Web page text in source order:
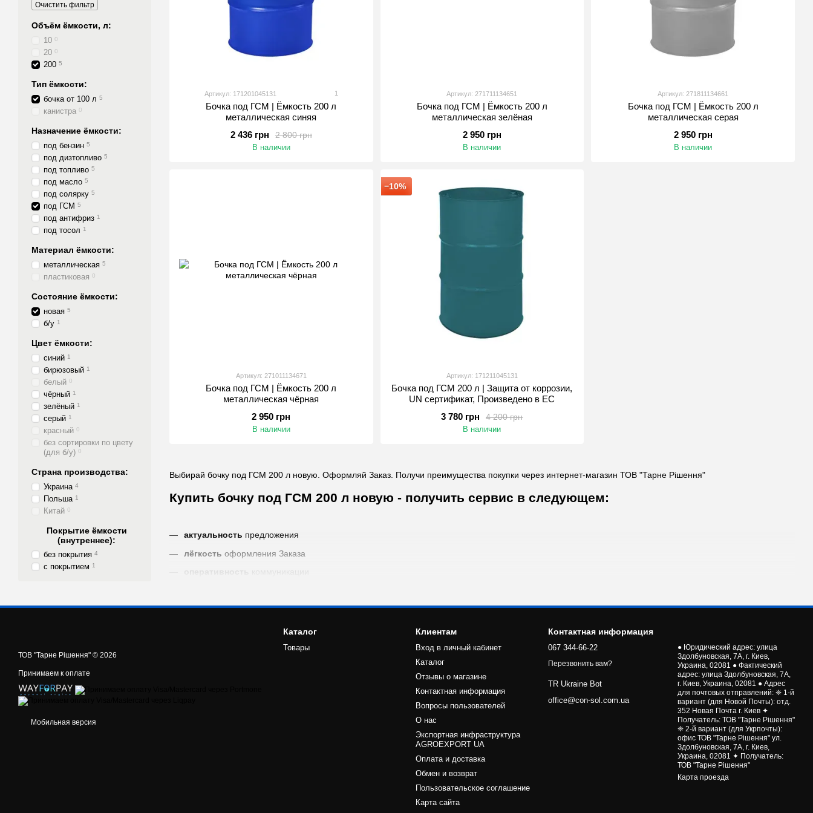
Выбирай бочку под ГСМ 200 л новую. Оформляй Заказ. Получи преимущества покупки через интернет-магазин ТОВ "Тарне Рішення"
Купить бочку под ГСМ 200 л новую - получить сервис в следующем:
актуальность предложения
лёгкость оформления Заказа
оптимальныйспособ доставки
Артикул: 171201045131 1
Бочка под ГСМ | Ёмкость 200 л
металлическая синяя
2 800 грн
2 436 грн
В наличии
Артикул: 271711134651
Бочка под ГСМ | Ёмкость 200 л
металлическая зелёная
2 950 грн
В наличии
Артикул: 271811134661
Бочка под ГСМ | Ёмкость 200 л
металлическая серая
2 950 грн
В наличии
Артикул: 271011134671
Бочка под ГСМ | Ёмкость 200 л
металлическая чёрная
2 950 грн
В наличии
−10%
Артикул: 171211045131
Бочка под ГСМ 200 л | Защита от коррозии,
UN сертификат, Произведено в ЕС
4 200 грн
3 780 грн
В наличии
Очистить фильтр
Объём ёмкости, л:
10 0
20 0
200 5
Тип ёмкости:
бочка от 100 л 5
канистра 0
Назначение ёмкости:
под бензин 5
под дизтопливо 5
под топливо 5
под масло 5
под солярку 5
под ГСМ 5
под антифриз 1
под тосол 1
Материал ёмкости:
металлическая 5
пластиковая 0
Состояние ёмкости:
новая 5
б/у 1
Цвет ёмкости:
синий 1
бирюзовый 1
белый 0
чёрный 1
зелёный 1
серый 1
красный 0
без сортировки по цвету
(для б/у) 0
Страна производства:
Украина 4
Польша 1
Китай 0
Покрытие ёмкости
(внутреннее):
без покрытия 4
с покрытием 1
ТОВ "Тарне Рішення" © 2026
Принимаем к оплате
Мобильная версия
Каталог
Товары
Клиентам
Вход в личный кабинет
Каталог
Отзывы о магазине
Контактная информация
Вопросы пользователей
О нас
Экспортная инфраструктура
AGROEXPORT UA
Оплата и доставка
Обмен и возврат
Пользовательское соглашение
Карта сайта
Контактная информация
067 344-66-22
Перезвонить вам?
TR Ukraine Bot
office@con-sol.com.ua
● Юридический адрес: улица
Здолбуновская, 7А, г. Киев,
Украина, 02081 ● Фактический
адрес: улица Здолбуновская, 7А,
г. Киев, Украина, 02081 ● Адрес
для почтовых отправлений: ❈ 1-й
вариант (для Новой Почты): отд.
352 Новая Почта г. Киев ✦
Получатель: ТОВ "Тарне Рішення"
❈ 2-й вариант (для Укрпочты):
офис ТОВ "Тарне Рішення" ул.
Здолбуновская, 7А, г. Киев,
Украина, 02081 ✦ Получатель:
ТОВ "Тарне Рішення"
Карта проезда